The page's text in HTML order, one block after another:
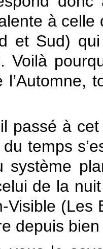
à
et Sud)
Voilà
l’Automne,
passé à
temps
système
de la
Visible
depuis